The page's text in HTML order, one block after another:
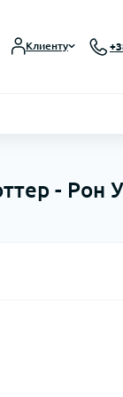
Клиенту
- Рон